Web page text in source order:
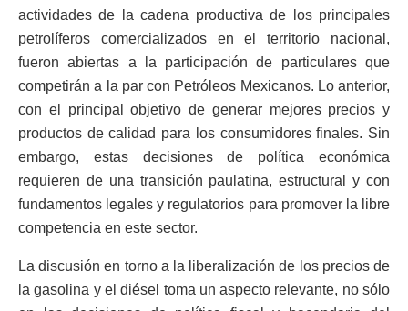
actividades de la cadena productiva de los principales
petrolíferos comercializados en el territorio nacional,
fueron abiertas a la participación de particulares que
competirán a la par con Petróleos Mexicanos. Lo anterior,
con el principal objetivo de generar mejores precios y
productos de calidad para los consumidores finales. Sin
embargo, estas decisiones de política económica
requieren de una transición paulatina, estructural y con
fundamentos legales y regulatorios para promover la libre
competencia en este sector.
La discusión en torno a la liberalización de los precios de
la gasolina y el diésel toma un aspecto relevante, no sólo